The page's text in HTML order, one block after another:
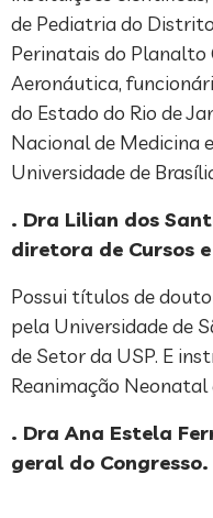
de Pediatria do
Perinatais do Planalto
Aeronáutica,
do Estado do Rio de
Nacional de Medicina
Universidade de
. Dra Lilian dos
diretora de Cursos
Possui títulos de
pela Universidade de
de Setor da USP. E
Reanimação Neonatal
. Dra Ana Estela
geral do Congresso.